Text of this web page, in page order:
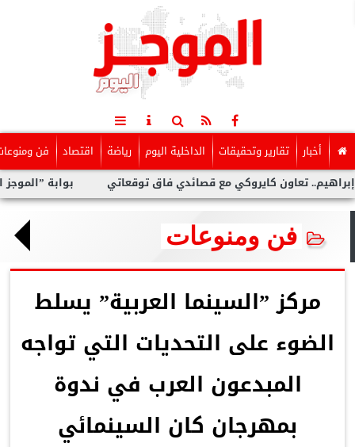
أخبار تقارير وتحقيقات الداخلية اليوم رياضة اقتصاد فن
بوابة ”الموجز اليوم” كايروكي مع قصائدي فاق توقعاتي
فن ومنوعات
مركز ”السينما العربية” يسلط
الضوء على التحديات التي تواجه
المبدعون العرب في ندوة
بمهرجان كان السينمائي